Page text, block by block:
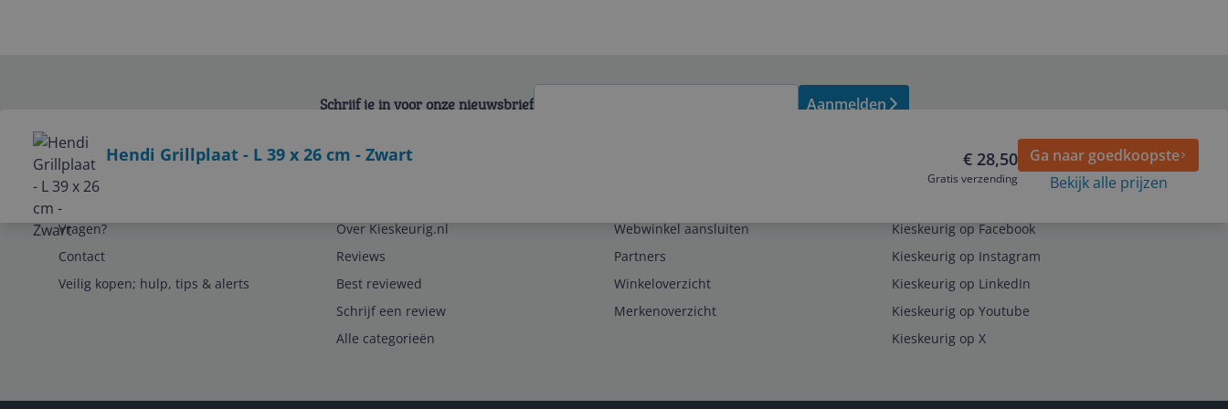
Hendi Grillplaat - L 39 x 26 cm - Zwart € 28,50
Gratis verzending
Ga naar goedkoopste
Bekijk alle prijzen
Schrijf je in voor onze nieuwsbrief Aanmelden
Vragen?
Contact
Veilig kopen; hulp, tips & alerts
Over Kieskeurig.nl
Reviews
Best reviewed
Schrijf een review
Alle categorieën
Webwinkel aansluiten
Partners
Winkeloverzicht
Merkenoverzicht
Kieskeurig op Facebook
Kieskeurig op Instagram
Kieskeurig op LinkedIn
Kieskeurig op Youtube
Kieskeurig op X